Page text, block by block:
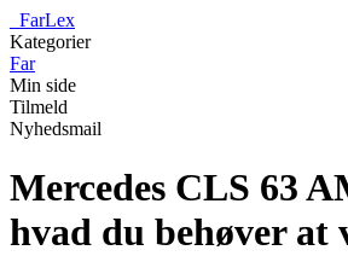
FarLex
Kategorier
Far
Min side
Tilmeld
Nyhedsmail
Mercedes CLS 63
hvad du behøver at